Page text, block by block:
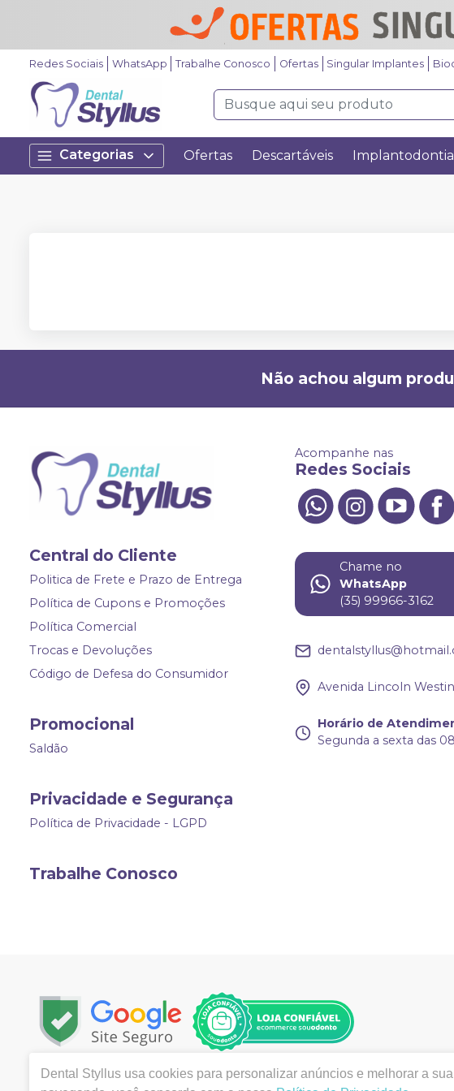
Redes Sociais WhatsApp Trabalhe Conosco Ofertas Singular Implantes
Categorias Ofertas Descartáveis Implantodontia
Não achou algum
Central do Cliente
Politica de Frete e Prazo de Entrega
Política de Cupons e Promoções
Política Comercial
Trocas e Devoluções
Código de Defesa do Consumidor
Promocional
Saldão
Privacidade e Segurança
Política de Privacidade - LGPD
Trabalhe Conosco
Acompanhe nas
Redes Sociais
Chame no
WhatsApp
(35) 99966-3162
Avenida Lincoln Westin
Horário de
Segunda a sexta das
Copyright © 2023 | Todos os direitos reservados |
Dental Styllus usa cookies para personalizar anúncios e melhorar a